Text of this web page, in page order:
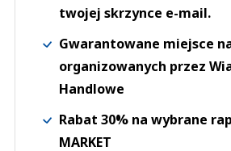
twojej skrzynce e-mail.
Gwarantowane miejsce
organizowanych przez
Handlowe
Rabat 30% na wybrane
MARKET